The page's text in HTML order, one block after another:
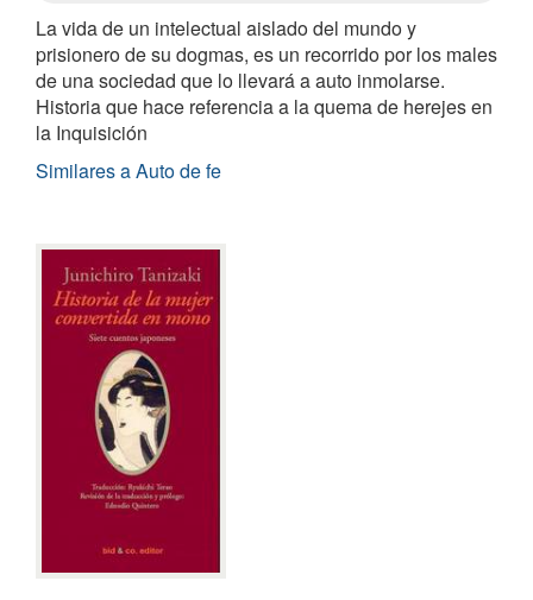
La vida de un intelectual aislado del mundo y
prisionero de su dogmas, es un recorrido por los males
de una sociedad que lo llevará a auto inmolarse.
Historia que hace referencia a la quema de herejes en
la Inquisición
Similares a Auto de fe